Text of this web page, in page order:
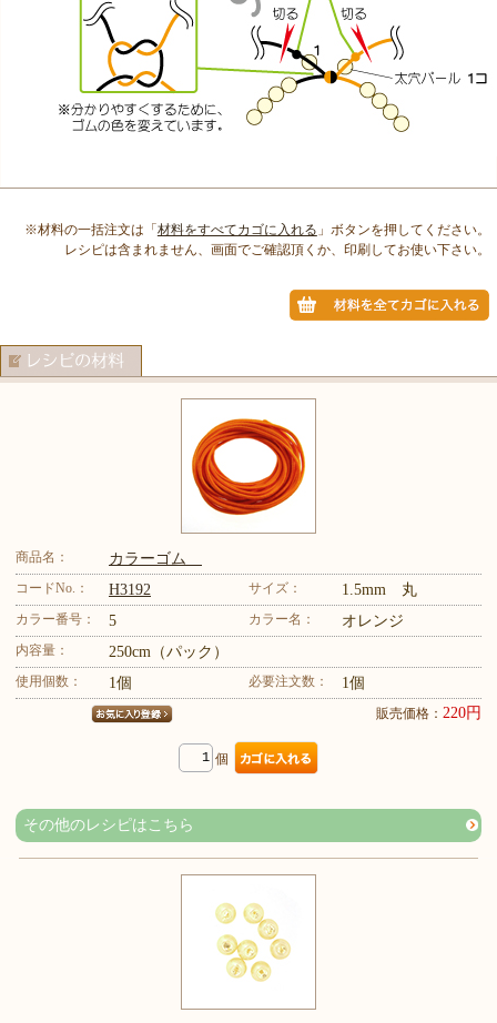
※材料の一括注文は「材料をすべてカゴに入れる 」ボタンを押してください。
レシピは含まれません、画面でご確認頂くか、印刷してお使い下さい。
商品名： カラーゴム
コードNo.： H3192 サイズ： 1.5mm 丸
カラー番号： 5 カラー名： オレンジ
内容量： 250cm（パック）
使用個数： 1個 必要注文数： 1個
販売価格： 220円
個
その他のレシピはこちら